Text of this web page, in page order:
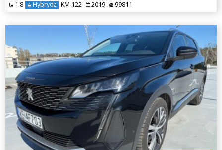
1.8 Hybryda KM 122 2019 99811